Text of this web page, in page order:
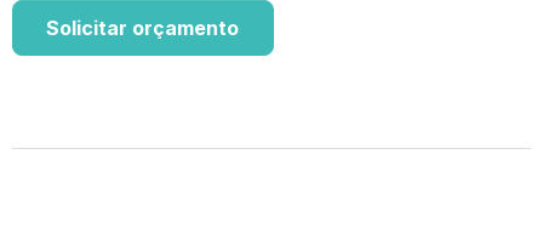
Solicitar orçamento